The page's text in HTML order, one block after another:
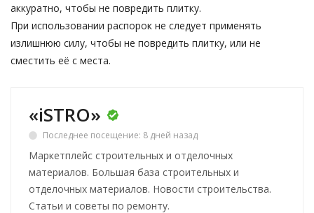
аккуратно, чтобы не повредить плитку.
При использовании распорок не следует применять
излишнюю силу, чтобы не повредить плитку, или не
сместить её с места.
«iSTRO»
Последнее посещение: 8 дней назад
Маркетплейс строительных и отделочных
материалов. Большая база строительных и
отделочных материалов. Новости строительства.
Статьи и советы по ремонту.